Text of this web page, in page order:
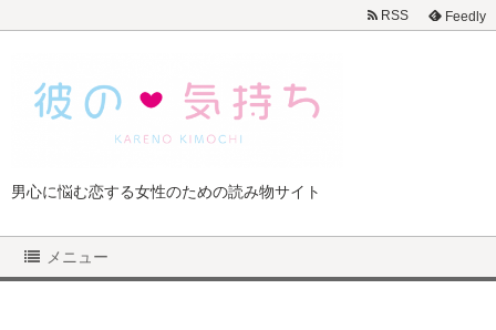
男心に悩む恋する女性のための読み物サイト
メニュー
RSS Feedly